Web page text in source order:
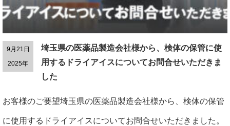
9月21日
2025年
埼玉県の医薬品製造会社様から、検体の保管に使
用するドライアイスについてお問合せいただきま
した
お客様のご要望埼玉県の医薬品製造会社様から、検体の保管
に使用するドライアイスについてお問合せいただきました。